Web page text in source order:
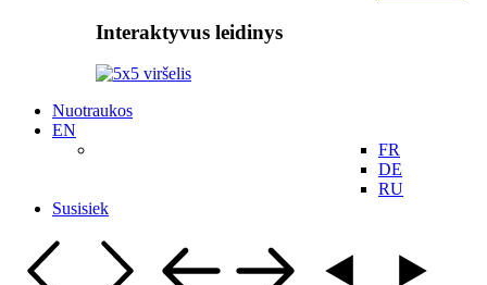
Interaktyvus leidinys
Nuotraukos
EN
FR
DE
RU
Susisiek